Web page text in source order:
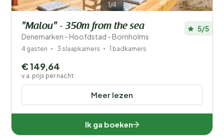
Plaatsen
Prijs
Ligging
Kinderen
Type vakantiehuisje
Populaire filters
1/4
"Malou" - 350m from the sea
Denemarken - Hoofdstad - Bornholms
5/5
4 gasten 3 slaapkamers 1 badkamers
Meer lezen
€ 149,64
v.a. prijs per nacht
Ik ga boeken